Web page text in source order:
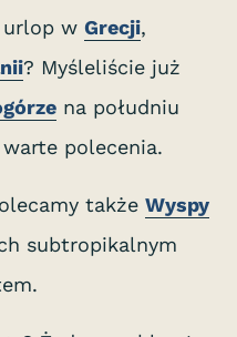
urlop w Grecji,
? Myśleliście już
na południu
polecenia.
także Wyspy
subtropikalnym